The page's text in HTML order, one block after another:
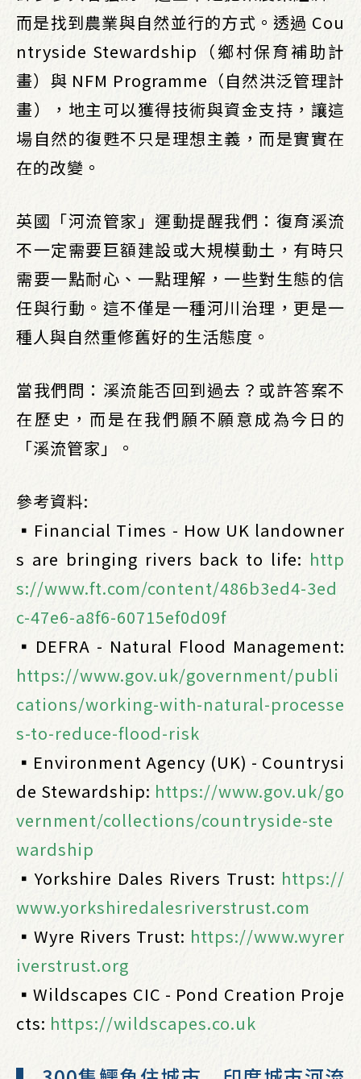
而是找到農業與自然並行的方式。透過 Cou
ntryside Stewardship（鄉村保育補助計
畫）與 NFM Programme（自然洪泛管理計
畫），地主可以獲得技術與資金支持，讓這
場自然的復甦不只是理想主義，而是實實在
在的改變。
英國「河流管家」運動提醒我們：復育溪流
不一定需要巨額建設或大規模動土，有時只
需要一點耐心、一點理解，一些對生態的信
任與行動。這不僅是一種河川治理，更是一
種人與自然重修舊好的生活態度。
當我們問：溪流能否回到過去？或許答案不
在歷史，而是在我們願不願意成為今日的
「溪流管家」。
參考資料:
▪️Financial Times - How UK landowner
s are bringing rivers back to life: http
s://www.ft.com/content/486b3ed4-3ed
c-47e6-a8f6-60715ef0d09f
▪️DEFRA - Natural Flood Management:
https://www.gov.uk/government/publi
cations/working-with-natural-processe
s-to-reduce-flood-risk
▪️Environment Agency (UK) - Countrysi
de Stewardship: https://www.gov.uk/go
vernment/collections/countryside-ste
wardship
▪️Yorkshire Dales Rivers Trust: https://
www.yorkshiredalesriverstrust.com
▪️Wyre Rivers Trust: https://www.wyrer
iverstrust.org
▪️Wildscapes CIC - Pond Creation Proje
cts: https://wildscapes.co.uk